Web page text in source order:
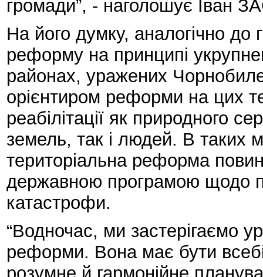
громади”, - наголошує Іван
На його думку, аналогічно до
реформу на принципі
районах, уражених
орієнтиром реформи на цих
реабілітації як природного
земель, так і людей. В таких
територіальна реформа
державною програмою щодо
катастрофи.
“Водночас, ми застерігаємо
реформи. Вона має бути